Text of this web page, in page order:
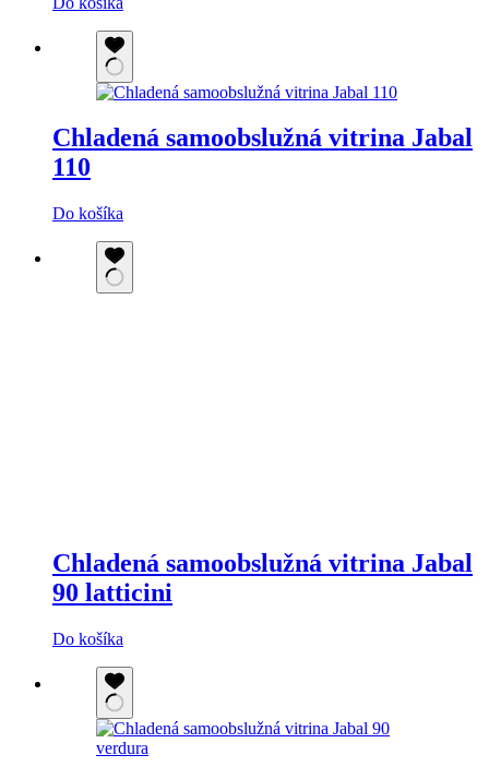
Chladená samoobslužná vitrina Jabal
110
Do košíka
Chladená samoobslužná vitrina Jabal
90 latticini
Do košíka